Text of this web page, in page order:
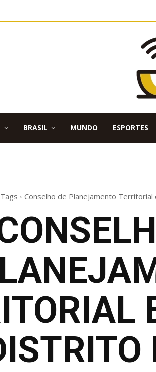
BRASIL MUNDO ESPORTES
Tags Conselho de Planejamento